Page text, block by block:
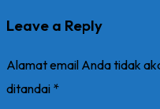
Leave a Reply
Alamat email Anda tidak
ditandai *